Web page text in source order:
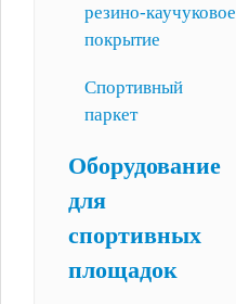
резино-каучуковое
покрытие
Спортивный
паркет
Оборудование
для
спортивных
площадок